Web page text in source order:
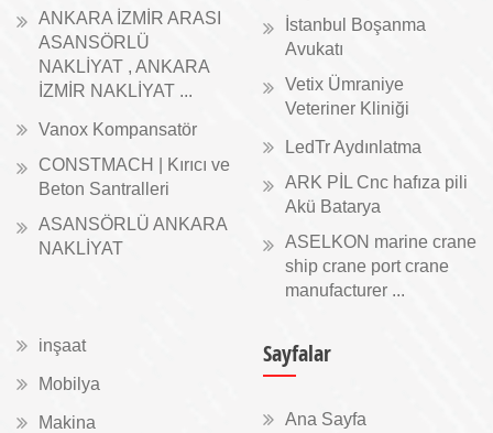
ANKARA İZMİR ARASI
ASANSÖRLÜ
NAKLİYAT , ANKARA
İZMİR NAKLİYAT ...
Vanox Kompansatör
CONSTMACH | Kırıcı ve
Beton Santralleri
ASANSÖRLÜ ANKARA
NAKLİYAT
İstanbul Boşanma
Avukatı
Vetix Ümraniye
Veteriner Kliniği
LedTr Aydınlatma
ARK PİL Cnc hafıza pili
Akü Batarya
ASELKON marine crane
ship crane port crane
manufacturer ...
inşaat
Mobilya
Makina
Sayfalar
Ana Sayfa